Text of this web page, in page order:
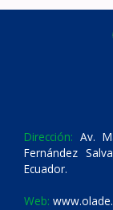
Dirección: Av.
Fernández
Ecuador.
Web: